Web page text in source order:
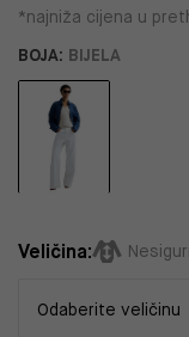
*najniža cijena u
BOJA: BIJELA
Veličina: